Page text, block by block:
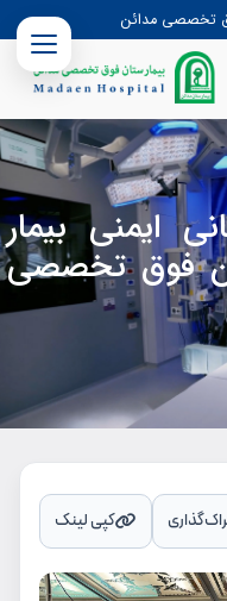
تخصصی مدائن
ايمني بيمار
فوق تخصصي
کپی لینک